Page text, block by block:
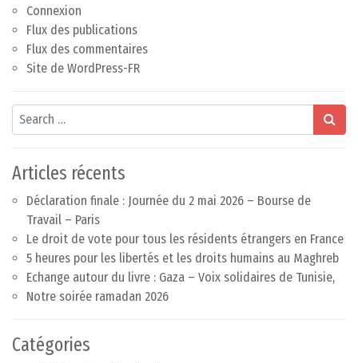
Connexion
Flux des publications
Flux des commentaires
Site de WordPress-FR
Search
Articles récents
Déclaration finale : Journée du 2 mai 2026 – Bourse de
Travail – Paris
Le droit de vote pour tous les résidents étrangers en France
5 heures pour les libertés et les droits humains au Maghreb
Echange autour du livre : Gaza – Voix solidaires de Tunisie,
Notre soirée ramadan 2026
Catégories